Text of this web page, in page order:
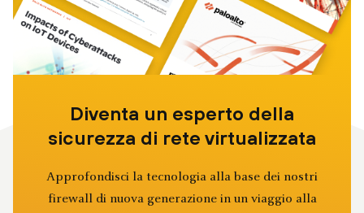
Diventa un esperto della
sicurezza di rete virtualizzata
Approfondisci la tecnologia alla base dei nostri
firewall di nuova generazione in un viaggio alla